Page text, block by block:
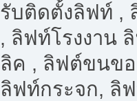
รับติดตั้งลิฟท์ ,
, ลิฟท์โรงงาน
ลิค , ลิฟต์ขนข
ลิฟท์กระจก, ลิ